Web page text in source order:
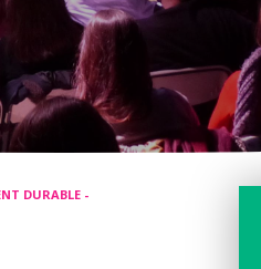
DURABLE -